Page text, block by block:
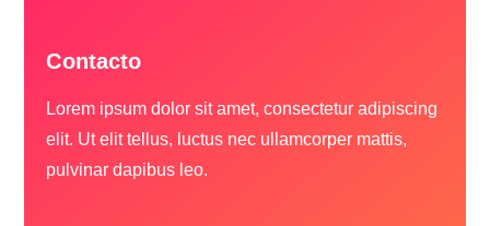
Contacto
Lorem ipsum dolor sit amet, consectetur adipiscing
elit. Ut elit tellus, luctus nec ullamcorper mattis,
pulvinar dapibus leo.